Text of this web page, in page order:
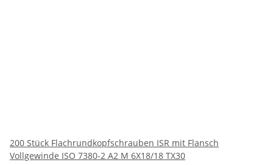
200 Stück Flachrundkopfschrauben ISR mit Flansch
Vollgewinde ISO 7380-2 A2 M 6X18/18 TX30